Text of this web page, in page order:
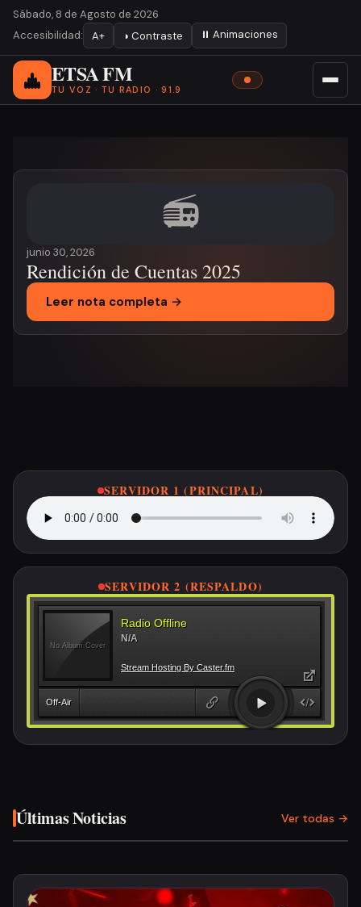
Sábado, 8 de Agosto de 2026
Accesibilidad:
A+ ◑ Contraste ⏸ Animaciones
ETSA FM
TU VOZ · TU RADIO · 91.9
Noticia destacada
📻
junio 30, 2026
Rendición de Cuentas 2025
Leer nota completa →
Escucha ETSA FM en Vivo
SERVIDOR 1 (PRINCIPAL)
SERVIDOR 2 (RESPALDO)
Últimas Noticias Ver todas →